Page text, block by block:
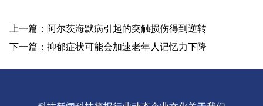
上一篇：阿尔茨海默病引起的突触损伤得到逆转
下一篇：抑郁症状可能会加速老年人记忆力下降